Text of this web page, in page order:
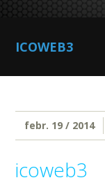
ICOWEB3
febr. 19 / 2014
icoweb3